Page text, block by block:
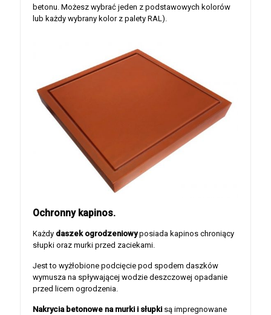
betonu. Możesz wybrać jeden z podstawowych kolorów
lub każdy wybrany kolor z palety RAL).
Ochronny kapinos.
Każdy daszek ogrodzeniowyposiada kapinos chroniący
słupki oraz murki przed zaciekami.
Jest to wyżłobione podcięcie pod spodem daszków
wymusza na spływającej wodzie deszczowej opadanie
przed licem ogrodzenia.
Nakrycia betonowe na murki i słupki są impregnowane